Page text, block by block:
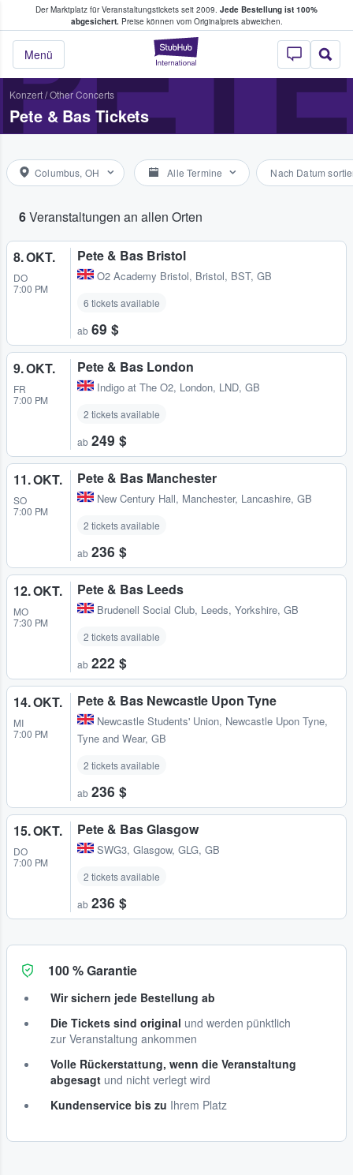
Der Marktplatz für Veranstaltungstickets seit 2009. Jede Bestellung ist 100%
abgesichert.Preise können vom Originalpreis abweichen.
StubHub - Wo
Menü
Tickets kaufen & verkaufen
Konzert/Other Concerts
Pete & Bas Tickets
Columbus, OH Alle Termine Nach Datum
6Veranstaltungen an allen Orten
8. OKT.
DO
7:00 PM
Pete & Bas Bristol
O2 Academy Bristol, Bristol, BST, GB
6 tickets available
ab 69 $
9. OKT.
FR
7:00 PM
Pete & Bas London
Indigo at The O2, London, LND, GB
2 tickets available
ab 249 $
11. OKT.
SO
7:00 PM
Pete & Bas Manchester
New Century Hall, Manchester, Lancashire, GB
2 tickets available
ab 236 $
12. OKT.
MO
7:30 PM
Pete & Bas Leeds
Brudenell Social Club, Leeds, Yorkshire, GB
2 tickets available
ab 222 $
14. OKT.
MI
7:00 PM
Pete & Bas Newcastle Upon Tyne
Newcastle Students' Union, Newcastle Upon Tyne,
Tyne and Wear, GB
2 tickets available
ab 236 $
15. OKT.
DO
7:00 PM
Pete & Bas Glasgow
SWG3, Glasgow, GLG, GB
2 tickets available
ab 236 $
100 % Garantie
Wir sichern jede Bestellung ab
Die Tickets sind original und werden pünktlich
zur Veranstaltung ankommen
Volle Rückerstattung, wenn die Veranstaltung
abgesagt und nicht verlegt wird
Kundenservice bis zu Ihrem Platz